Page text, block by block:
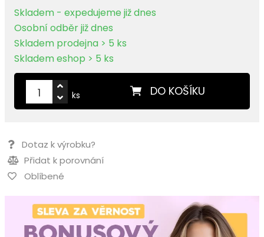
Skladem - expedujeme již dnes
Osobní odběr již dnes
Skladem prodejna > 5 ks
Skladem eshop > 5 ks
DO KOŠÍKU
ks
Dotaz k výrobku?
Přidat k porovnání
Oblíbené